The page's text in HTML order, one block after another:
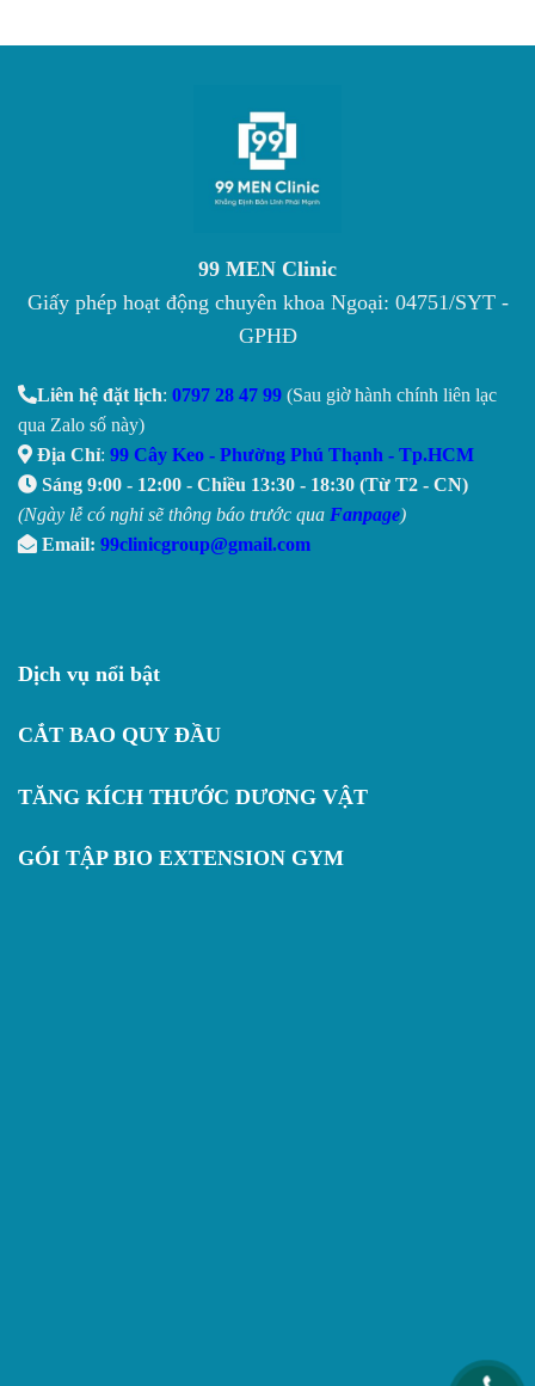
99 MEN Clinic
Giấy phép hoạt động chuyên khoa Ngoại: 04751/SYT -
GPHĐ
Liên hệ đặt lịch: 0797 28 47 99 (Sau giờ hành chính liên lạc
qua Zalo số này)
Địa Chỉ: 99 Cây Keo - Phường Phú Thạnh - Tp.HCM
Sáng 9:00 - 12:00 - Chiều 13:30 - 18:30 (Từ T2 - CN)
(Ngày lễ có nghỉ sẽ thông báo trước qua Fanpage)
Email: 99clinicgroup@gmail.com
Dịch vụ nổi bật
CẮT BAO QUY ĐẦU
TĂNG KÍCH THƯỚC DƯƠNG VẬT
GÓI TẬP BIO EXTENSION GYM